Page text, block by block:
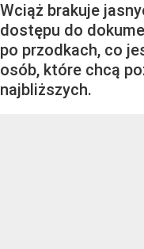
Wciąż brakuje
dostępu do
po przodkach, co
osób, które chcą
najbliższych.